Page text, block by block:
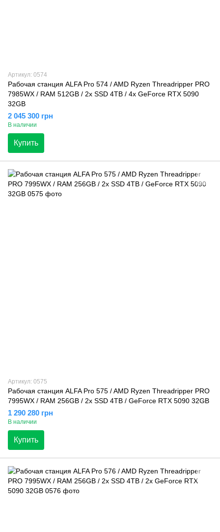
Артикул: 0574
Рабочая станция ALFA Pro 574 / AMD Ryzen Threadripper PRO
7985WX / RAM 512GB / 2х SSD 4TB / 4х GeForce RTX 5090
32GB
2 045 300 грн
В наличии
Купить
Артикул: 0575
Рабочая станция ALFA Pro 575 / AMD Ryzen Threadripper PRO
7995WX / RAM 256GB / 2х SSD 4TB / GeForce RTX 5090 32GB
1 290 280 грн
В наличии
Купить